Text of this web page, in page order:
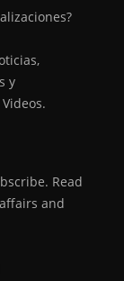
y
Read
and